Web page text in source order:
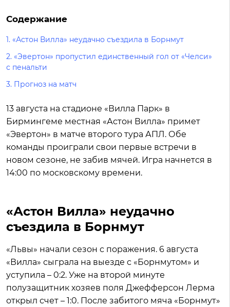
Содержание
1. «Астон Вилла» неудачно съездила в Борнмут
2. «Эвертон» пропустил единственный гол от «Челси»
с пенальти
3. Прогноз на матч
13 августа на стадионе «Вилла Парк» в
Бирмингеме местная «Астон Вилла» примет
«Эвертон» в матче второго тура АПЛ. Обе
команды проиграли свои первые встречи в
новом сезоне, не забив мячей. Игра начнется в
14:00 по московскому времени.
«Астон Вилла» неудачно
съездила в Борнмут
«Львы» начали сезон с поражения. 6 августа
«Вилла» сыграла на выезде с «Борнмутом» и
уступила – 0:2. Уже на второй минуте
полузащитник хозяев поля Джефферсон Лерма
открыл счет – 1:0. После забитого мяча «Борнмут»